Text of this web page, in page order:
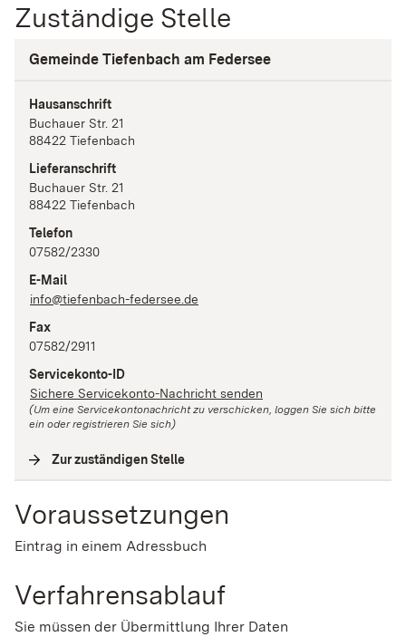
Zuständige Stelle
Gemeinde Tiefenbach am Federsee
Hausanschrift
Buchauer Str. 21
88422 Tiefenbach
Lieferanschrift
Buchauer Str. 21
88422 Tiefenbach
Telefon
07582/2330
E-Mail
info@tiefenbach-federsee.de
Fax
07582/2911
Servicekonto-ID
Sichere Servicekonto-Nachricht senden
(Um eine Servicekontonachricht zu verschicken, loggen Sie sich bitte
ein oder registrieren Sie sich)
Zur zuständigen Stelle
Voraussetzungen
Eintrag in einem Adressbuch
Verfahrensablauf
Sie müssen der Übermittlung Ihrer Daten